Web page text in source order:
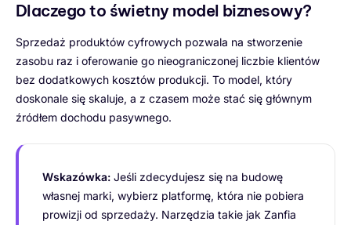
Dlaczego to świetny model biznesowy?
Sprzedaż produktów cyfrowych pozwala na stworzenie
zasobu raz i oferowanie go nieograniczonej liczbie klientów
bez dodatkowych kosztów produkcji. To model, który
doskonale się skaluje, a z czasem może stać się głównym
źródłem dochodu pasywnego.
Wskazówka: Jeśli zdecydujesz się na budowę
własnej marki, wybierz platformę, która nie pobiera
prowizji od sprzedaży. Narzędzia takie jak Zanfia